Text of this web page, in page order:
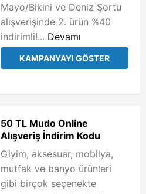
Mayo/Bikini ve Deniz Şortu
alışverişinde 2. ürün %40
indirimli!... Devamı
KAMPANYAYI GÖSTER
50 TL Mudo Online
Alışveriş İndirim Kodu
Giyim, aksesuar, mobilya,
mutfak ve banyo ürünleri
gibi birçok seçenekte